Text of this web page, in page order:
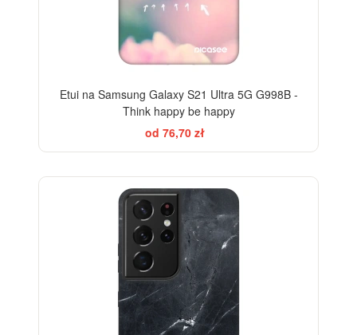
Etui na Samsung Galaxy S21 Ultra 5G G998B -
Think happy be happy
od 76,70 zł